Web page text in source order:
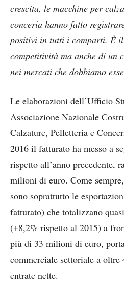
crescita, le macchine per
conceria hanno fatto
positivi in tutti i comparti. È
competitività ma anche di un
nei mercati che dobbiamo
Le elaborazioni dell’Ufficio
Associazione Nazionale
Calzature, Pelletteria e
2016 il fatturato ha messo a
rispetto all’anno precedente,
milioni di euro. Come
sono soprattutto le
fatturato) che totalizzano
(+8,2% rispetto al 2015) a
più di 33 milioni di euro,
commerciale settoriale a
entrate nette.